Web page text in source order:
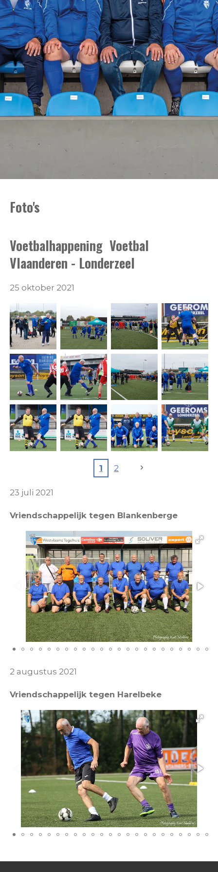
Foto's
Voetbalhappening Voetbal
Vlaanderen - Londerzeel
25 oktober 2021
1 2
23 juli 2021
Vriendschappelijk tegen Blankenberge
2 augustus 2021
Vriendschappelijk tegen Harelbeke